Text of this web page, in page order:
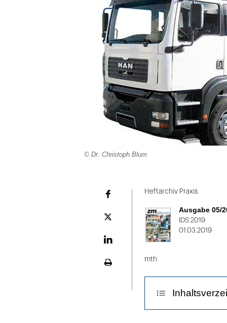
© Dr. Christoph Blum
Plattform
Heftarchiv Praxis
Ausgabe 05/
IDS 2019
01.03.2019
mth